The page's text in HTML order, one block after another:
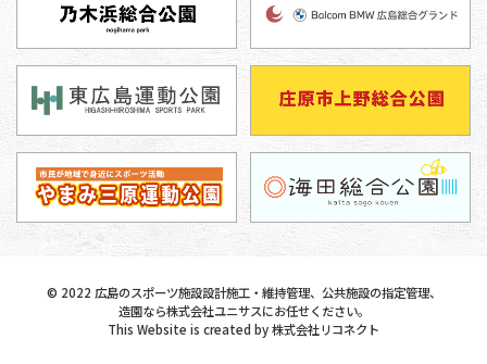
© 2022 広島のスポーツ施設設計施工・維持管理、公共施設の指定管理、
造園なら株式会社ユニサスにお任せください。
This Website is created by株式会社リコネクト